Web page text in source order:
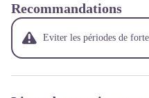
Recommandations
Eviter les périodes de